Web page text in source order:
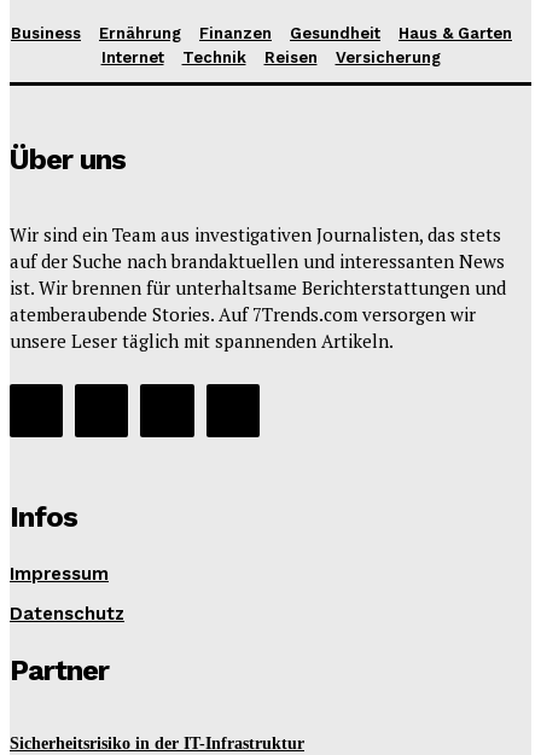
Business Ernährung Finanzen Gesundheit
Haus & Garten
Internet
Technik Reisen Versicherung
Über uns
Wir sind ein Team aus investigativen Journalisten, das stets
auf der Suche nach brandaktuellen und interessanten News
ist. Wir brennen für unterhaltsame Berichterstattungen und
atemberaubende Stories. Auf 7Trends.com versorgen wir
unsere Leser täglich mit spannenden Artikeln.
Infos
Impressum
Datenschutz
Partner
Sicherheitsrisiko in der IT-Infrastruktur